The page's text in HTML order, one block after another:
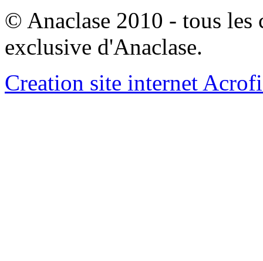
© Anaclase 2010 - tous les
exclusive d'Anaclase.
Creation site internet